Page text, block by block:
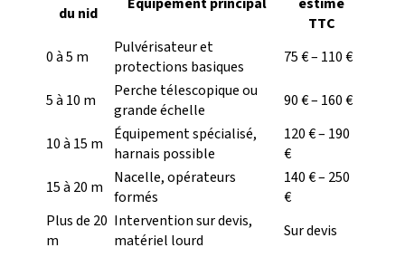
du nid
TTC
0 à 5 m
Pulvérisateur et
protections basiques
75 € – 110 €
5 à 10 m
Perche télescopique ou
grande échelle
90 € – 160 €
10 à 15 m
Équipement spécialisé,
harnais possible
120 € – 190
€
15 à 20 m
Nacelle, opérateurs
formés
140 € – 250
€
Plus de 20
m
Intervention sur devis,
matériel lourd
Sur devis